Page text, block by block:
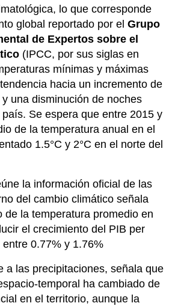
lo que corresponde
global reportado por el Grupo
de Expertos sobre el
(IPCC, por sus siglas en
mínimas y máximas
hacia un incremento de
una disminución de noches
Se espera que entre 2015 y
de la temperatura anual en el
1.5°C y 2°C en el norte del
la información oficial de las
del cambio climático señala
de la temperatura promedio en
el crecimiento del PIB per
0.77% y 1.76%
a las precipitaciones, señala que
temporal ha cambiado de
en el territorio, aunque la